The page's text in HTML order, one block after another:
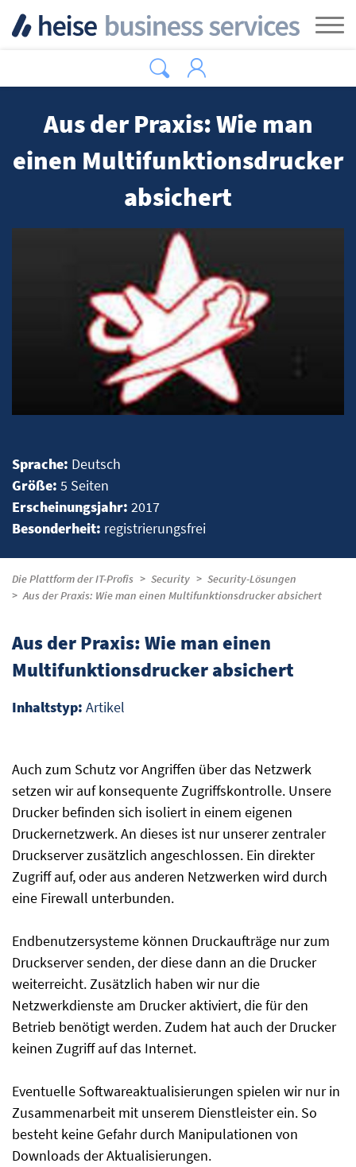
Aus der Praxis: Wie man
einen Multifunktionsdrucker
absichert
Sprache: Deutsch
Größe: 5 Seiten
Erscheinungsjahr: 2017
Besonderheit: registrierungsfrei
Die Plattform der IT-Profis Security
Security-Lösungen
Aus der Praxis: Wie man einen Multifunktionsdrucker absichert
Auch zum Schutz vor Angriffen über das Netzwerk
setzen wir auf konsequente Zugriffskontrolle. Unsere
Drucker befinden sich isoliert in einem eigenen
Druckernetzwerk. An dieses ist nur unserer zentraler
Druckserver zusätzlich angeschlossen. Ein direkter
Zugriff auf, oder aus anderen Netzwerken wird durch
eine Firewall unterbunden.
Endbenutzersysteme können Druckaufträge nur zum
Druckserver senden, der diese dann an die Drucker
weiterreicht. Zusätzlich haben wir nur die
Netzwerkdienste am Drucker aktiviert, die für den
Betrieb benötigt werden. Zudem hat auch der Drucker
keinen Zugriff auf das Internet.
Eventuelle Softwareaktualisierungen spielen wir nur in
Zusammenarbeit mit unserem Dienstleister ein. So
besteht keine Gefahr durch Manipulationen von
Downloads der Aktualisierungen.
Aus der Praxis: Wie man einen
Multifunktionsdrucker absichert
Inhaltstyp: Artikel